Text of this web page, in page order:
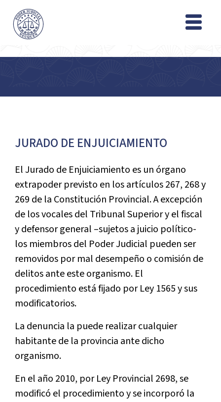
JURADO DE ENJUICIAMIENTO
El Jurado de Enjuiciamiento es un órgano
extrapoder previsto en los artículos 267, 268 y
269 de la Constitución Provincial. A excepción
de los vocales del Tribunal Superior y el fiscal
y defensor general –sujetos a juicio político-
los miembros del Poder Judicial pueden ser
removidos por mal desempeño o comisión de
delitos ante este organismo. El
procedimiento está fijado por Ley 1565 y sus
modificatorios.
La denuncia la puede realizar cualquier
habitante de la provincia ante dicho
organismo.
En el año 2010, por Ley Provincial 2698, se
modificó el procedimiento y se incorporó la